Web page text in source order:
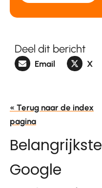
Deel dit bericht
Email X
« Terug naar de index
pagina
Belangrijkste
Google